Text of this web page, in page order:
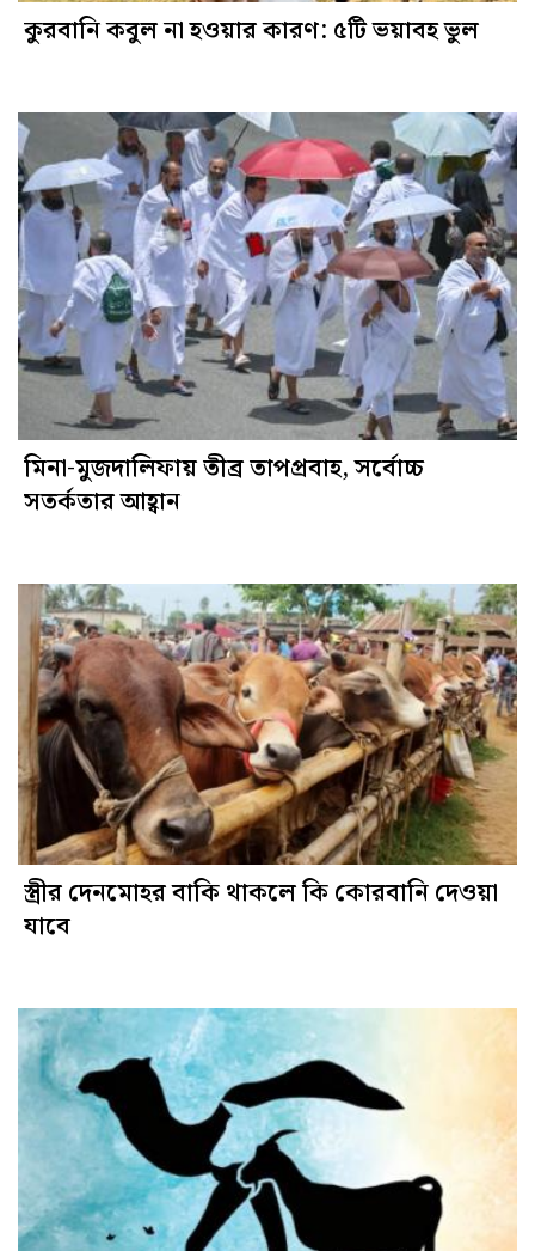
কুরবানি কবুল না হওয়ার কারণ: ৫টি ভয়াবহ ভুল
মিনা-মুজদালিফায় তীব্র তাপপ্রবাহ, সর্বোচ্চ
সতর্কতার আহ্বান
স্ত্রীর দেনমোহর বাকি থাকলে কি কোরবানি দেওয়া
যাবে